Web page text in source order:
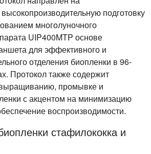
подготовку
многолуночного
UIP400MTP основе
для эффективного и
отделения биопленки в 96-
Протокол также содержит
промывке и
с акцентом на минимизацию
воспроизводимости.
стафилококка и